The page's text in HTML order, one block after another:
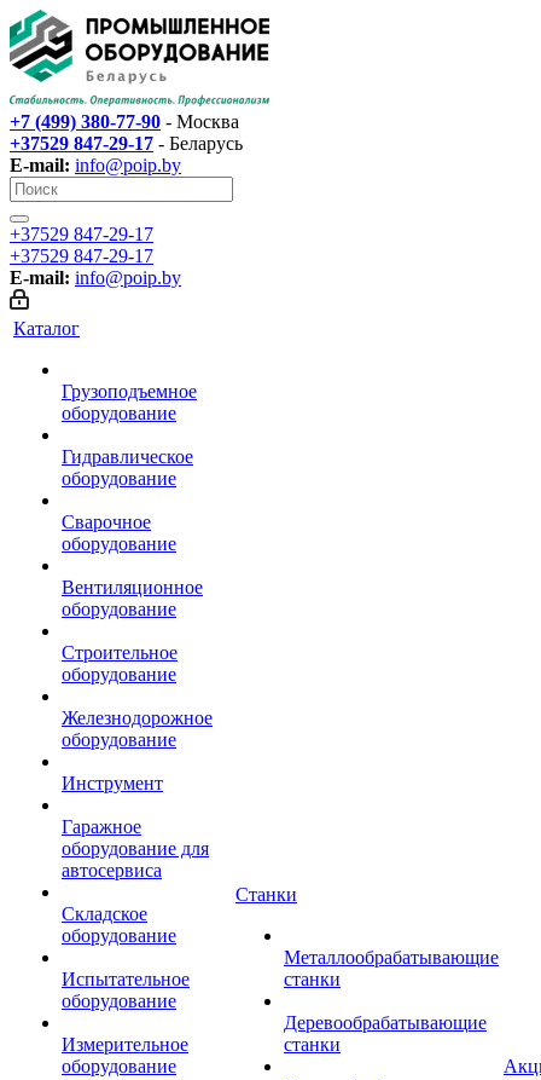
+7 (499) 380-77-90 - Москва
+37529 847-29-17‬ - Беларусь
E-mail: info@poip.by
+37529 847-29-17‬
+37529 847-29-17‬
E-mail: info@poip.by
Каталог
Грузоподъемное
оборудование
Гидравлическое
оборудование
Сварочное
оборудование
Вентиляционное
оборудование
Строительное
оборудование
Железнодорожное
оборудование
Инструмент
Гаражное
оборудование для
автосервиса
Складское
оборудование
Испытательное
оборудование
Измерительное
оборудование
Станки
Металлообрабатывающие
станки
Деревообрабатывающие
станки